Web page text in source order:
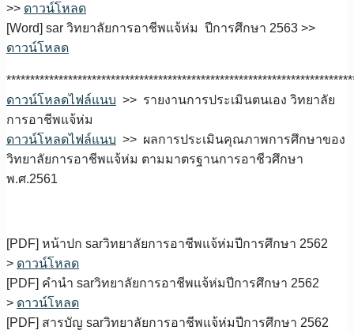
>> ดาวน์โหลด
[Word] sar วิทยาลัยการอาชีพแจ้ห่ม ปีการศึกษา 2563 >>
ดาวน์โหลด
ดาวน์โหลดไฟล์แนบ >> รายงานการประเมินตนเอง วิทยาลัย
การอาชีพแจ้ห่ม
ดาวน์โหลดไฟล์แนบ >> ผลการประเมินคุณภาพการศึกษาของ
วิทยาลัยการอาชีพแจ้ห่ม ตามมาตรฐานการอาชีวศึกษา
พ.ศ.2561
[PDF] หน้าปก sarวิทยาลัยการอาชีพแจ้ห่มปีการศึกษา 2562
> ดาวน์โหลด
[PDF] คำนำ sarวิทยาลัยการอาชีพแจ้ห่มปีการศึกษา 2562
> ดาวน์โหลด
[PDF] สารบัญ sarวิทยาลัยการอาชีพแจ้ห่มปีการศึกษา 2562